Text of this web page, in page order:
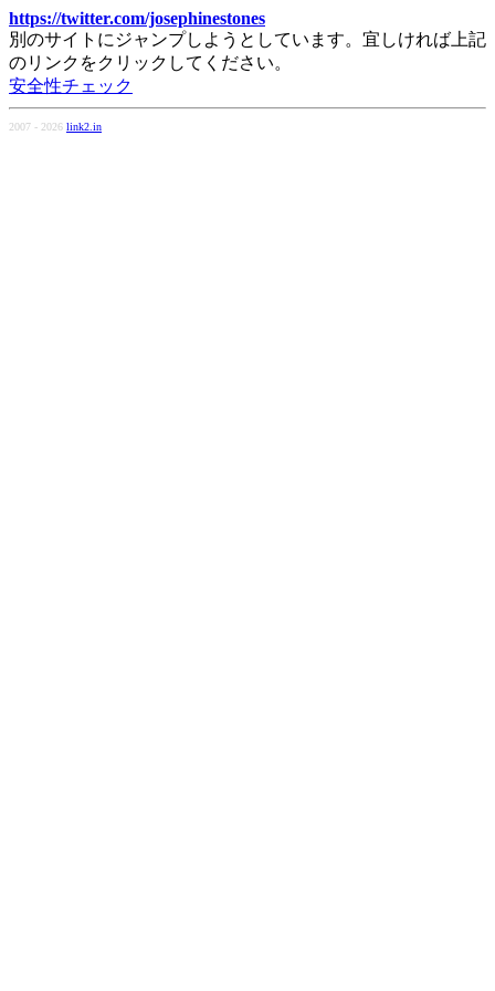
https://twitter.com/josephinestones
別のサイトにジャンプしようとしています。宜しければ上記
のリンクをクリックしてください。
安全性チェック
2007 - 2026 link2.in